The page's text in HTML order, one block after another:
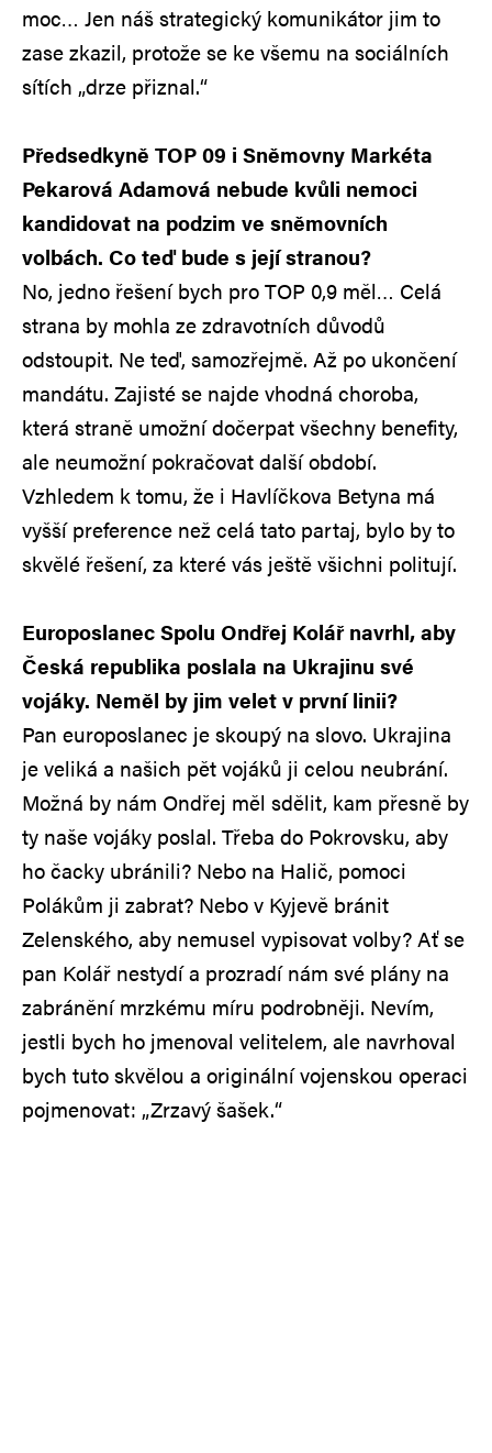
moc… Jen náš strategický komunikátor jim to
zase zkazil, protože se ke všemu na sociálních
sítích „drze přiznal.“
Předsedkyně TOP 09 i Sněmovny Markéta
Pekarová Adamová nebude kvůli nemoci
kandidovat na podzim ve sněmovních
volbách. Co teď bude s její stranou?
No, jedno řešení bych pro TOP 0,9 měl… Celá
strana by mohla ze zdravotních důvodů
odstoupit. Ne teď, samozřejmě. Až po ukončení
mandátu. Zajisté se najde vhodná choroba,
která straně umožní dočerpat všechny benefity,
ale neumožní pokračovat další období.
Vzhledem k tomu, že i Havlíčkova Betyna má
vyšší preference než celá tato partaj, bylo by to
skvělé řešení, za které vás ještě všichni politují.
Europoslanec Spolu Ondřej Kolář navrhl, aby
Česká republika poslala na Ukrajinu své
vojáky. Neměl by jim velet v první linii?
Pan europoslanec je skoupý na slovo. Ukrajina
je veliká a našich pět vojáků ji celou neubrání.
Možná by nám Ondřej měl sdělit, kam přesně by
ty naše vojáky poslal. Třeba do Pokrovsku, aby
ho čacky ubránili? Nebo na Halič, pomoci
Polákům ji zabrat? Nebo v Kyjevě bránit
Zelenského, aby nemusel vypisovat volby? Ať se
pan Kolář nestydí a prozradí nám své plány na
zabránění mrzkému míru podrobněji. Nevím,
jestli bych ho jmenoval velitelem, ale navrhoval
bych tuto skvělou a originální vojenskou operaci
pojmenovat: „Zrzavý šašek.“